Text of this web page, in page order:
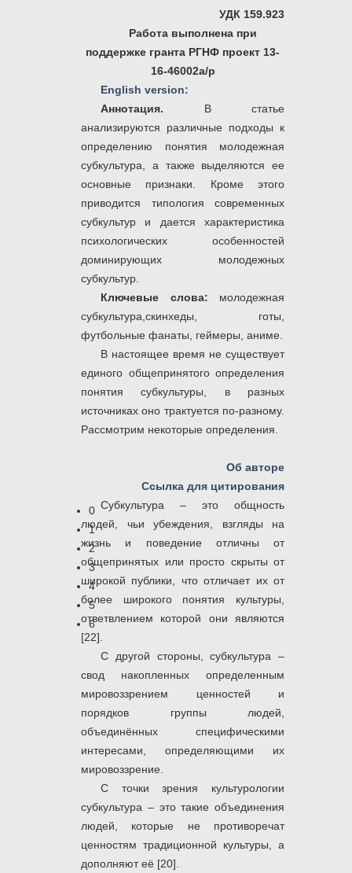
0
1
2
3
4
5
6
УДК 159.923
Работа выполнена при
поддержке гранта РГНФ проект 13-
16-46002а/р
English version:
Аннотация. В статье
анализируются различные подходы к
определению понятия молодежная
субкультура, а также выделяются ее
основные признаки. Кроме этого
приводится типология современных
субкультур и дается характеристика
психологических особенностей
доминирующих молодежных
субкультур.
Ключевые слова: молодежная
субкультура,скинхеды, готы,
футбольные фанаты, геймеры, аниме.
В настоящее время не существует
единого общепринятого определения
понятия субкультуры, в разных
источниках оно трактуется по-разному.
Рассмотрим некоторые определения.
Об авторе
Ссылка для цитирования
Субкультура – это общность
людей, чьи убеждения, взгляды на
жизнь и поведение отличны от
общепринятых или просто скрыты от
широкой публики, что отличает их от
более широкого понятия культуры,
ответвлением которой они являются
[22].
С другой стороны, субкультура –
свод накопленных определенным
мировоззрением ценностей и
порядков группы людей,
объединённых специфическими
интересами, определяющими их
мировоззрение.
С точки зрения культурологии
субкультура – это такие объединения
людей, которые не противоречат
ценностям традиционной культуры, а
дополняют её [20].